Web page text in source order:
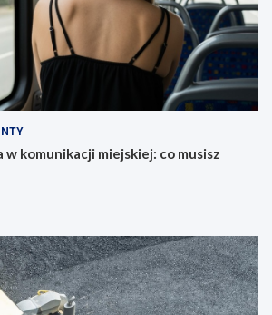
komunikacji miejskiej: co musisz